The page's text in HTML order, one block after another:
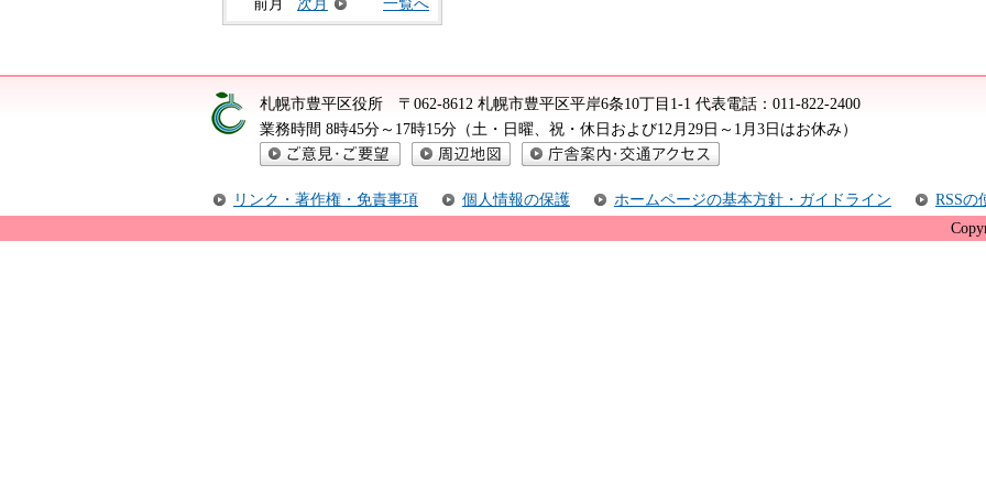
前月 次月 一覧へ
札幌市豊平区役所 〒062-8612 札幌市豊平区平岸6条10丁目1-1 代表電話： 011-822-2400
業務時間 8時45分～17時15分（土・日曜、祝・休日および12月29日～1月3日はお休み）
ご意見・ご要望
周辺地図 庁舎案内・交通アクセス
リンク・著作権・免責事項 個人情報の保護 ホームページの基本方針・ガイドライン
RSSの